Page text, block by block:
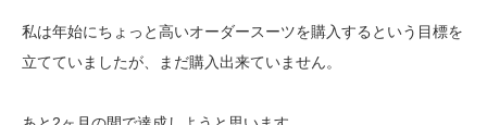
私は年始にちょっと高いオーダースーツを購入するという目標を
立てていましたが、まだ購入出来ていません。